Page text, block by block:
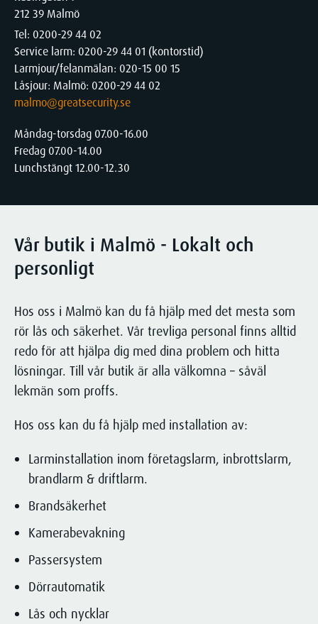
Kritisk infrastruktur
Logistik
Medelstora och stora företag
Mindre företag
SÄKERHETSLÖSNINGAR
EFTER DINA BEHOV.
Great Security anpassar lösningen
utifrån din specifika situation.
hur vi kan hjälpa just dig!
Kontakta oss
utifrån din specifika situation.
Kontakta oss för att få veta mer om
hur vi kan hjälpa just dig!
Kontakta oss
Larma
Brandlarm
Inbrottslarm
Integrerade säkerhetssystem
Kampanj - Uppdatera larmsystem
Övervaka
Industrial Vision System
Personuppgiftsbehandling vid kamerabevakning
Brandskyddsarbete
Brandtekniska hjälpmedel
Brandsäkerhet
Trygga
Trygghet för särskilt boende
SÄKERHETSLÖSNINGAR
KONTAKT
212 39 Malmö
Tel: 0200-29 44 02
Service larm: 0200-29 44 01 (kontorstid)
Larmjour/felanmälan: 020-15 00 15
Låsjour: Malmö: 0200-29 44 02
malmo@greatsecurity.se
Måndag-torsdag 07.00-16.00
Fredag 07.00-14.00
Lunchstängt 12.00-12.30
Vår butik i Malmö - Lokalt och
personligt
Hos oss i Malmö kan du få hjälp med det mesta som
rör lås och säkerhet. Vår trevliga personal finns alltid
redo för att hjälpa dig med dina problem och hitta
lösningar. Till vår butik är alla välkomna – såväl
lekmän som proffs.
Hos oss kan du få hjälp med installation av:
Larminstallation inom företagslarm, inbrottslarm,
brandlarm & driftlarm.
Brandsäkerhet
Kamerabevakning
Passersystem
Dörrautomatik
Lås och nycklar